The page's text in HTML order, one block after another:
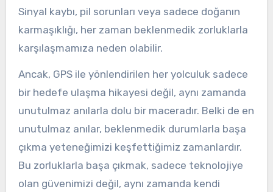
Sinyal kaybı, pil sorunları veya sadece doğanın
karmaşıklığı, her zaman beklenmedik zorluklarla
karşılaşmamıza neden olabilir.
Ancak, GPS ile yönlendirilen her yolculuk sadece
bir hedefe ulaşma hikayesi değil, aynı zamanda
unutulmaz anılarla dolu bir maceradır. Belki de en
unutulmaz anılar, beklenmedik durumlarla başa
çıkma yeteneğimizi keşfettiğimiz zamanlardır.
Bu zorluklarla başa çıkmak, sadece teknolojiye
olan güvenimizi değil, aynı zamanda kendi